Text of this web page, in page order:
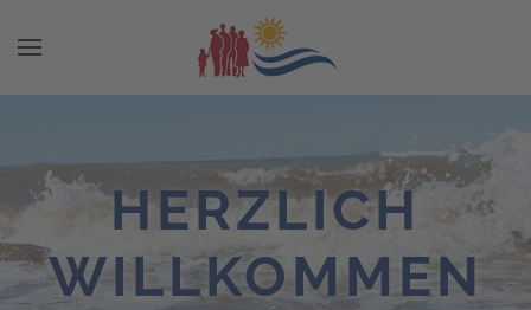
HERZLICH
WILLKOMMEN